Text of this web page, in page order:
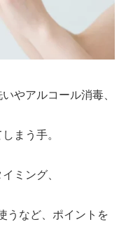
やアルコール消毒、
まう手。
ミング、
うなど、ポイントを